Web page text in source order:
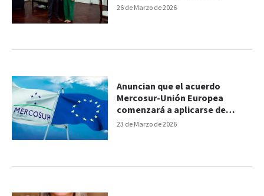
26 de Marzo de 2026
comerciales
23 de Marzo de 2026
Anuncian que el acuerdo
Mercosur-Unión Europea
comenzará a aplicarse de
forma “provisional” desde